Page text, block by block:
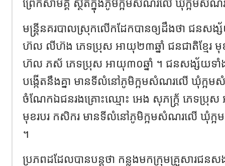
ព្រែក​សាមគ្គី ស្ថិតក្នុងភូមិក្អមសំណរ​លើ ឃុំក្អមសំ
មន្ត្រីនគរបាលស្រុកលើកដែកបានឲ្យដឹងថា ជនស
ហ៊ល លីហ៊ង ភេទប្រុស អាយុ២៣ឆ្នាំ ជនជាតិខ្មែរ
ហ៊ល ភស័ ភេទប្រុស អាយុ៣០ឆ្នាំ ។ ជនសង្ស័យទាំង២
បង្កើតនឹងគ្នា មានទីលំនៅភូមិក្អមសំណរលើ ឃុំក្អ
ចំណែកឯជនរងគ្រោះឈ្មោះ អេង សុភក្រ្ត័ ភេទប្រុស អ
មុខរបរ កសិករ មានទីលំនៅភូមិក្អមសំណរលើ ឃុំក្
។
ប្រភពដដែលបានបន្តថា កន្លងមកក្រុមគ្រួសារជន